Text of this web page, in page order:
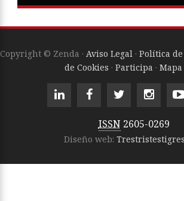
Copyright © Zenda · Aviso Legal · Política
de Cookies · Participa · Mapa
ISSN 2605-0269
Diseño web: